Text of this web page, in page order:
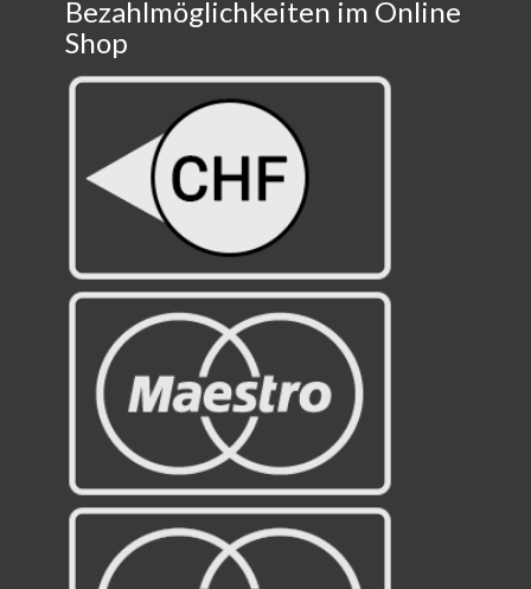
Bezahlmöglichkeiten im Online
Shop